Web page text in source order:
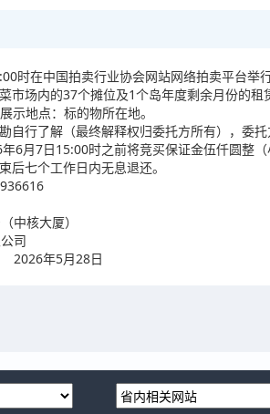
时在中国拍卖行业协会网站网络拍卖平台举
市场内的37个摊位及1个岛年度剩余月份的租
地点：标的物所在地。
自行了解（最终解释权归委托方所有），委
6月7日15:00时之前将竞买保证金伍仟圆整
后七个工作日内无息退还。
中核大厦）
日